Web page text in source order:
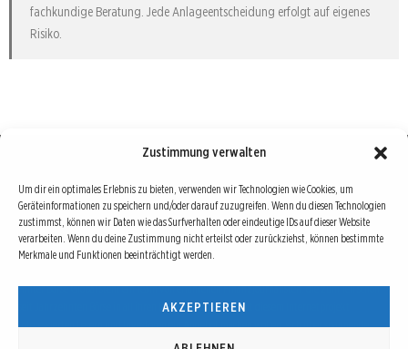
Zustimmung verwalten
Um dir ein optimales Erlebnis zu bieten, verwenden wir Technologien wie Cookies, um
Geräteinformationen zu speichern und/oder darauf zuzugreifen. Wenn du diesen Technologien
zustimmst, können wir Daten wie das Surfverhalten oder eindeutige IDs auf dieser Website
verarbeiten. Wenn du deine Zustimmung nicht erteilst oder zurückziehst, können bestimmte
Merkmale und Funktionen beeinträchtigt werden.
AKZEPTIEREN
fachkundige Beratung. Jede Anlageentscheidung erfolgt auf eigenes
Risiko.
Börse : lokal, international, global
Erfolgreiche Börsengeschäfte bedingen vor allem drei Dinge: Verlässliche Informationen,
richtige Interpretationen und unabhängige Informationsquellen. Diese drei Bausteine sind
auch die redaktionelle Leitlinie von Börse Global.
Hinter Börse Global steht ein Team von erfahrenen Finanzjournalisten, die zum Teil schon
seit Jahrzehnten Börse in all ihren Facetten leben und mit diesem Internetprojekt
interessierten Lesern und Investoren ein Angebot machen wollen, sich über spannende
Entwicklungen, Tendenzen, Chancen und Risiken von Börsen-Investments zu informieren.